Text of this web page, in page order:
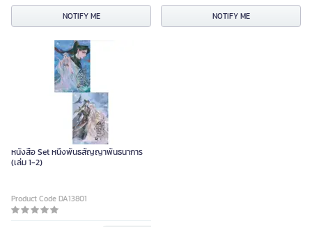
NOTIFY ME NOTIFY ME
หนังสือ Set หนึ่งพันธสัญญาพันธนาการ
(เล่ม 1-2)
Product Code DA13801